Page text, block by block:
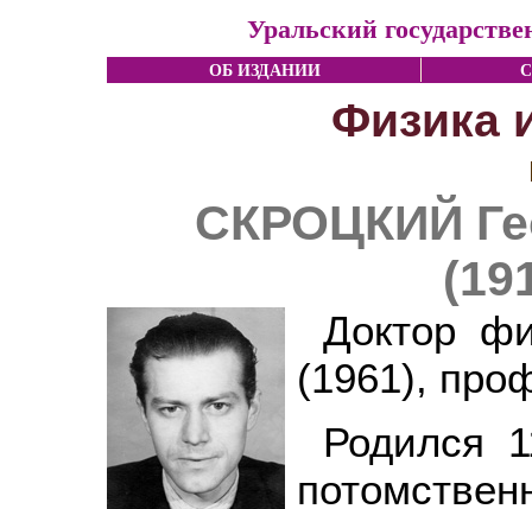
Уральский
ОБ ИЗДАНИИ
Физика
СКРОЦКИЙ
Доктор
(1961),
Родился